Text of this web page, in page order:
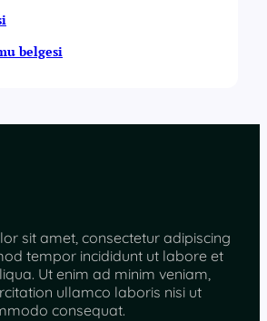
belgesi
sit amet, consectetur adipiscing
tempor incididunt ut labore et
Ut enim ad minim veniam,
ullamco laboris nisi ut
consequat.